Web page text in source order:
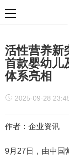
活性营养新
首款婴幼儿
体系亮相
2025-09-28
作者：企业资讯
9月27日，由中国